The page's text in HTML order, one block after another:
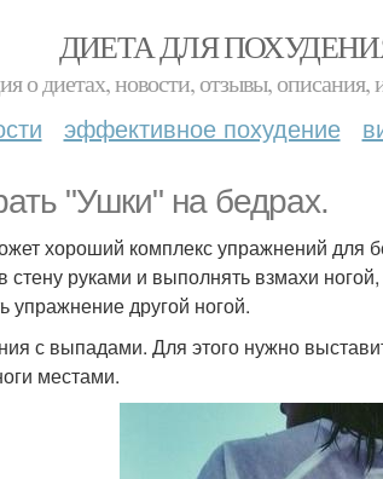
ДИЕТА ДЛЯ
о диетах, новости, отзывы, описания,
эффективное похудение
"Ушки" на бедрах.
хороший комплекс упражнений для
стену руками и выполнять взмахи
упражнение другой ногой.
с выпадами. Для этого нужно
местами.